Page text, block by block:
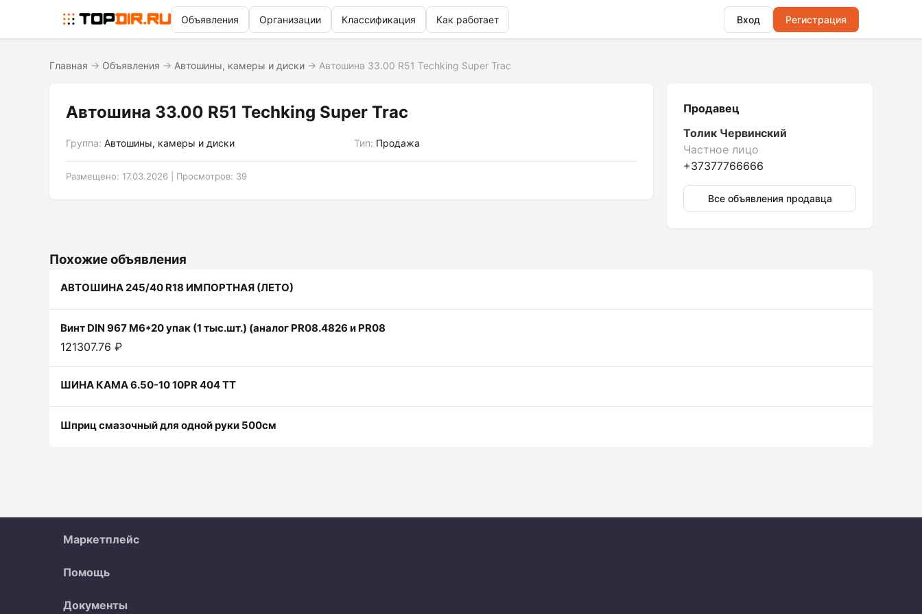
Объявления Организации Классификация Как работает Вход Регистрация
Главная → Объявления → Автошины, камеры и диски → Автошина 33.00 R51 Techking Super Trac
Автошина 33.00 R51 Techking Super Trac
Группа: Автошины, камеры и диски Тип: Продажа
Размещено: 17.03.2026 | Просмотров: 39
Продавец
Толик Червинский
Частное лицо
+37377766666
Все объявления продавца
Похожие объявления
АВТОШИНА 245/40 R18 ИМПОРТНАЯ (ЛЕТО)
Винт DIN 967 M6*20 упак (1 тыс.шт.) (аналог PR08.4826 и PR08
121307.76 ₽
ШИНА КАМА 6.50-10 10PR 404 TT
Шприц смазочный для одной руки 500см
Маркетплейс
Помощь
Документы